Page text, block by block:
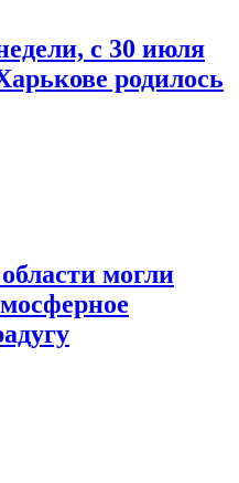
с 30 июля
родилось
могли